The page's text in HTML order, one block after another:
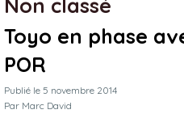
Non classé
Toyo en phase
POR
Publié le 5 novembre 2014
Par Marc David